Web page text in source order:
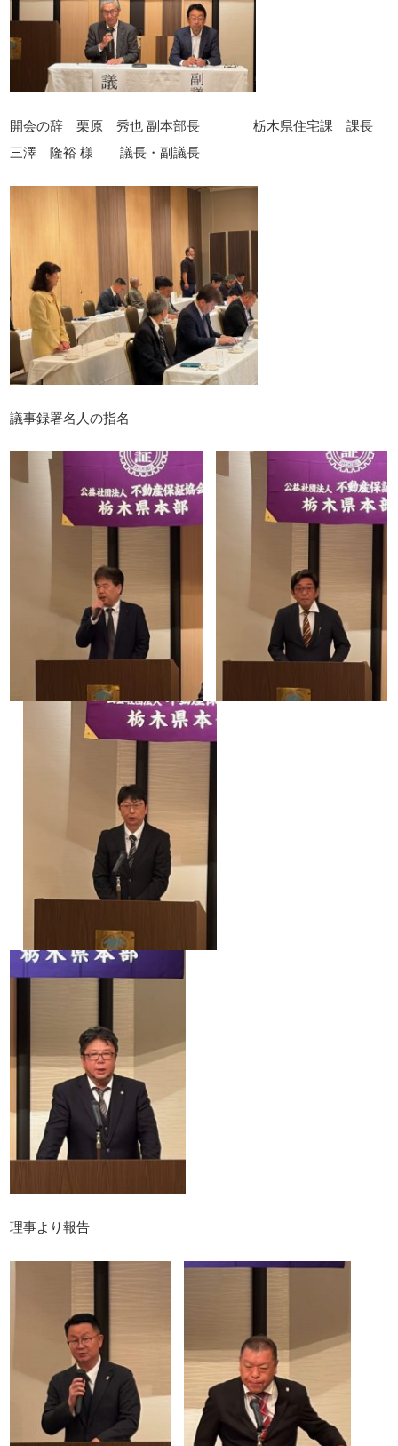
開会の辞 栗原 秀也 副本部長 栃木県住宅課 課長
三澤 隆裕 様 議長・副議長
議事録署名人の指名
理事より報告